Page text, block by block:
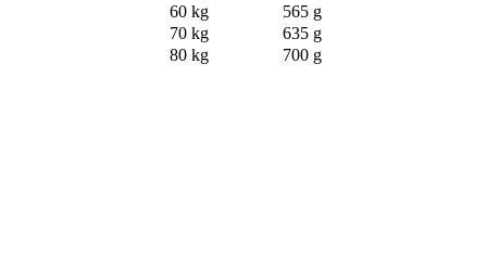
60 kg
565 g
70 kg
635 g
80 kg
700 g